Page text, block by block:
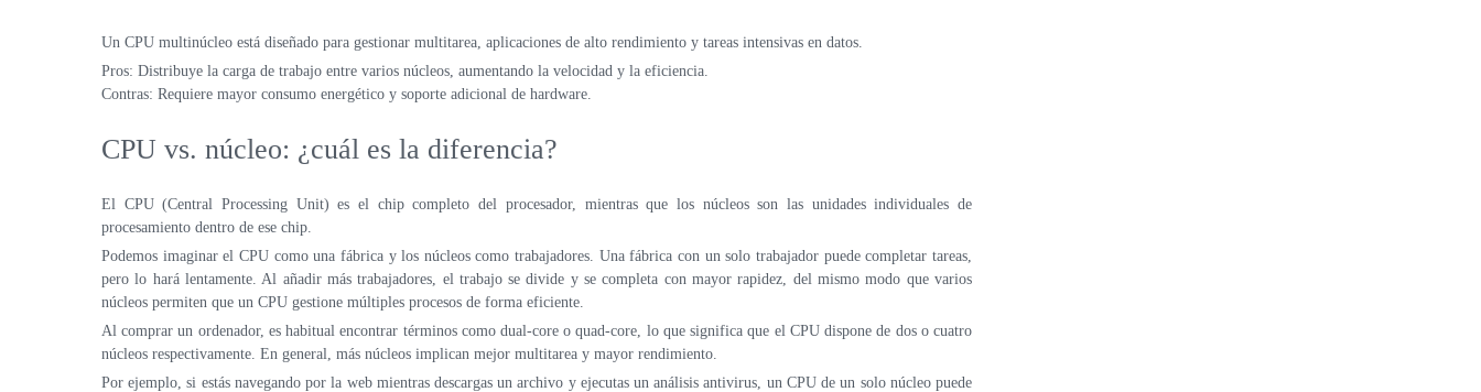
Un CPU multinúcleo está diseñado para gestionar multitarea, aplicaciones de alto rendimiento y tareas intensivas en datos.
Pros: Distribuye la carga de trabajo entre varios núcleos, aumentando la velocidad y la eficiencia.
Contras: Requiere mayor consumo energético y soporte adicional de hardware.
CPU vs. núcleo: ¿cuál es la diferencia?
El CPU (Central Processing Unit) es el chip completo del procesador, mientras que los núcleos son las unidades individuales de
procesamiento dentro de ese chip.
Podemos imaginar el CPU como una fábrica y los núcleos como trabajadores. Una fábrica con un solo trabajador puede completar tareas,
pero lo hará lentamente. Al añadir más trabajadores, el trabajo se divide y se completa con mayor rapidez, del mismo modo que varios
núcleos permiten que un CPU gestione múltiples procesos de forma eficiente.
Al comprar un ordenador, es habitual encontrar términos como dual-core o quad-core, lo que significa que el CPU dispone de dos o cuatro
núcleos respectivamente. En general, más núcleos implican mejor multitarea y mayor rendimiento.
Por ejemplo, si estás navegando por la web mientras descargas un archivo y ejecutas un análisis antivirus, un CPU de un solo núcleo puede